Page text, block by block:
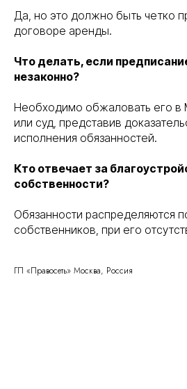
Да, но это должно быть четко
договоре аренды.
Что делать, если
незаконно?
Необходимо обжаловать его
или суд, представив
исполнения обязанностей.
Кто отвечает за
собственности?
Обязанности распределяются
собственников, при его
ГП «Правосеть» Москва, Россия